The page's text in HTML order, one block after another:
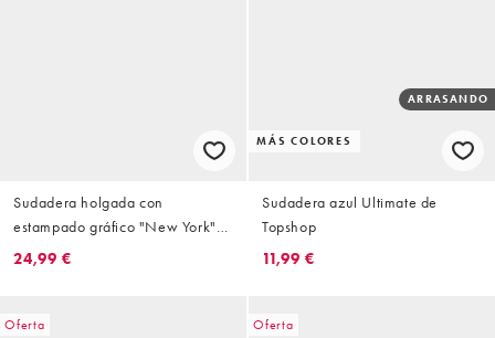
Sudadera holgada con
estampado gráfico "New York"
de Topshop
24,99 €
MÁS COLORES
ARRASANDO
Sudadera azul Ultimate de
Topshop
11,99 €
Oferta Oferta